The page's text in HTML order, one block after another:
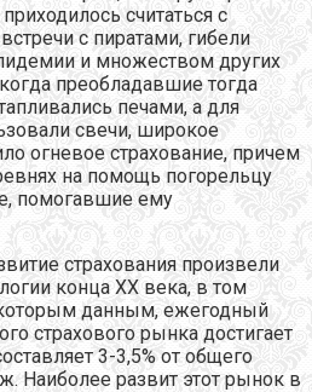
считаться с
с пиратами, гибели
и множеством других
преобладавшие тогда
печами, а для
свечи, широкое
огневое страхование, причем
на помощь погорельцу
помогавшие ему
страхования произвели
конца XX века, в том
данным, ежегодный
страхового рынка достигает
3-3,5% от общего
Наиболее развит этот рынок в